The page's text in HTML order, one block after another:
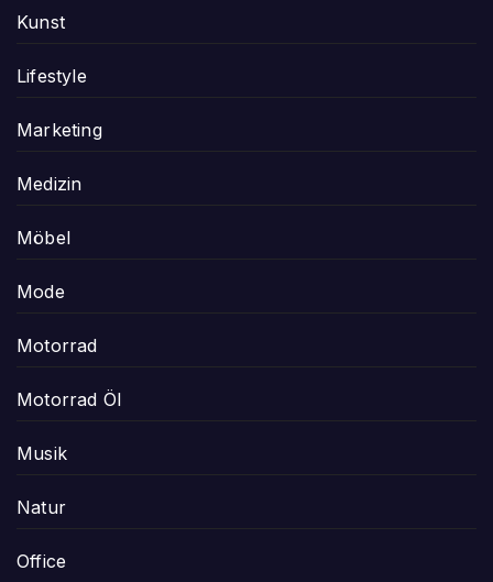
Kunst
Lifestyle
Marketing
Medizin
Möbel
Mode
Motorrad
Motorrad Öl
Musik
Natur
Office